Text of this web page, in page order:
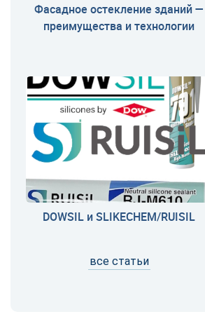
Фасадное остекление зданий —
преимущества и технологии
DOWSIL и SLIKECHEM/RUISIL
все статьи